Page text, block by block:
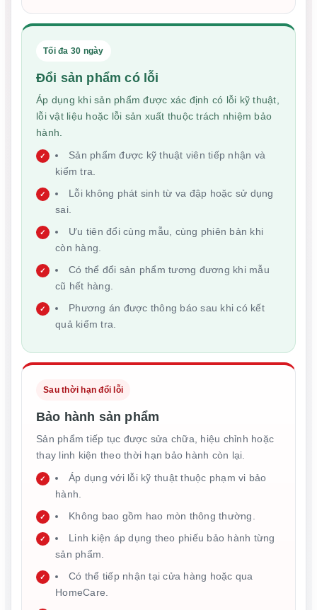
Tối đa 30 ngày
Đổi sản phẩm có lỗi
Áp dụng khi sản phẩm được xác định có lỗi kỹ thuật,
lỗi vật liệu hoặc lỗi sản xuất thuộc trách nhiệm bảo
hành.
Sản phẩm được kỹ thuật viên tiếp nhận và
kiểm tra.
Lỗi không phát sinh từ va đập hoặc sử dụng
sai.
Ưu tiên đổi cùng mẫu, cùng phiên bản khi
còn hàng.
Có thể đổi sản phẩm tương đương khi mẫu
cũ hết hàng.
Phương án được thông báo sau khi có kết
quả kiểm tra.
Sau thời hạn đổi lỗi
Bảo hành sản phẩm
Sản phẩm tiếp tục được sửa chữa, hiệu chỉnh hoặc
thay linh kiện theo thời hạn bảo hành còn lại.
Áp dụng với lỗi kỹ thuật thuộc phạm vi bảo
hành.
Không bao gồm hao mòn thông thường.
Linh kiện áp dụng theo phiếu bảo hành từng
sản phẩm.
Có thể tiếp nhận tại cửa hàng hoặc qua
HomeCare.